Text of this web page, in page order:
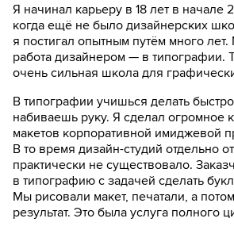
Я начинал карьеру в 18 лет в начале
когда ещё не было дизайнерских
я постигал опытным путём много
работа дизайнером — в типографии.
очень сильная школа для
В типографии учишься делать
набиваешь руку. Я сделал огромное
макетов корпоративной имиджевой
В то время дизайн-студий отдельно
практически не существовало.
в типографию с задачей сделать
Мы рисовали макет, печатали, а
результат. Это была услуга полного